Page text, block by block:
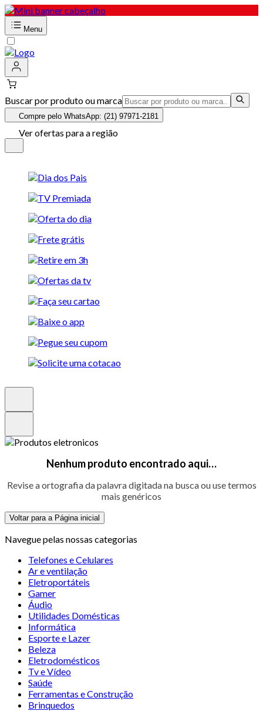
Menu
Buscar por produto ou marca
Compre pelo WhatsApp: (21) 97971-2181
Ver ofertas para a região
Nenhum produto encontrado aqui…
Revise a ortografia da palavra digitada na busca ou use termos
mais genéricos
Voltar para a Página inicial
Navegue pelas nossas categorias
Telefones e Celulares
Ar e ventilação
Eletroportáteis
Gamer
Áudio
Utilidades Domésticas
Informática
Esporte e Lazer
Beleza
Eletrodomésticos
Tv e Vídeo
Saúde
Ferramentas e Construção
Brinquedos